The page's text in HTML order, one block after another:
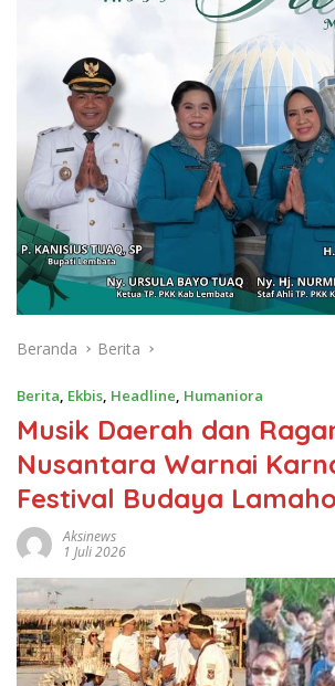
Beranda Berita
Berita, Ekbis, Headline, Humaniora
Musik Daerah dan
Nusantara Warnai
Festival Budaya
Aksinews
1 Juli 2026